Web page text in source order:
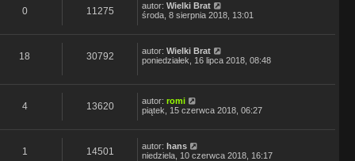
0 11275 autor: Wielki Brat
środa, 8 sierpnia 2018, 13:01
18 30792 autor: Wielki Brat
poniedziałek, 16 lipca 2018, 08:48
4 13620 autor: romi
piątek, 15 czerwca 2018, 06:27
1 14501 autor: hans
niedziela, 10 czerwca 2018, 16:17